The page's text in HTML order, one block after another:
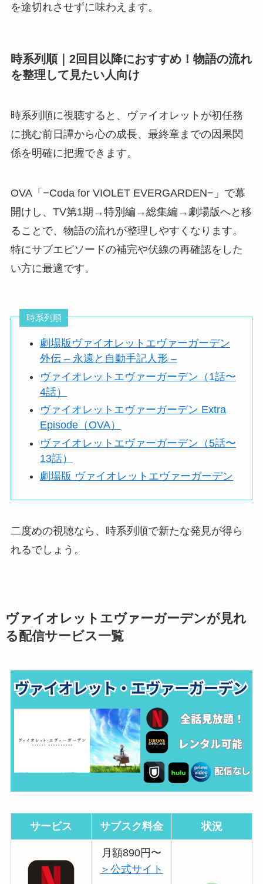
を途切れさせずに味わえます。
時系列順｜2回目以降におすすめ！物語の流れ
を整理して見たい人向け
時系列順に視聴すると、ヴァイオレットが初任務
に挑む前日譚から心の成長、最終章までの因果関
係を明確に把握できます。
OVA「−Coda for VIOLET EVERGARDEN−」で幕
開けし、TV第1期→特別編→総集編→劇場版へと移
ることで、物語の流れが整理しやすくなります。
特にサブエピソードの補完や伏線の再確認をした
い方に最適です。
時系列順
劇場版ヴァイオレットエヴァーガーデン
外伝 – 永遠と自動手記人形 –
ヴァイオレットエヴァーガーデン（1話〜
4話）
ヴァイオレットエヴァーガーデン Extra
Episode（OVA）
ヴァイオレットエヴァーガーデン（5話〜
13話）
劇場版 ヴァイオレットエヴァーガーデン
二度めの視聴なら、時系列順で新たな発見が得ら
れるでしょう。
ヴァイオレットエヴァーガーデンが見れ
る配信サービス一覧
サービス サブスク料金 状況
月額890円〜
＞公式サイト